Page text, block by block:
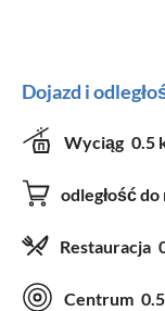
Dojazd i
Wyciąg 0.5
odległość
Restauracja
Centrum